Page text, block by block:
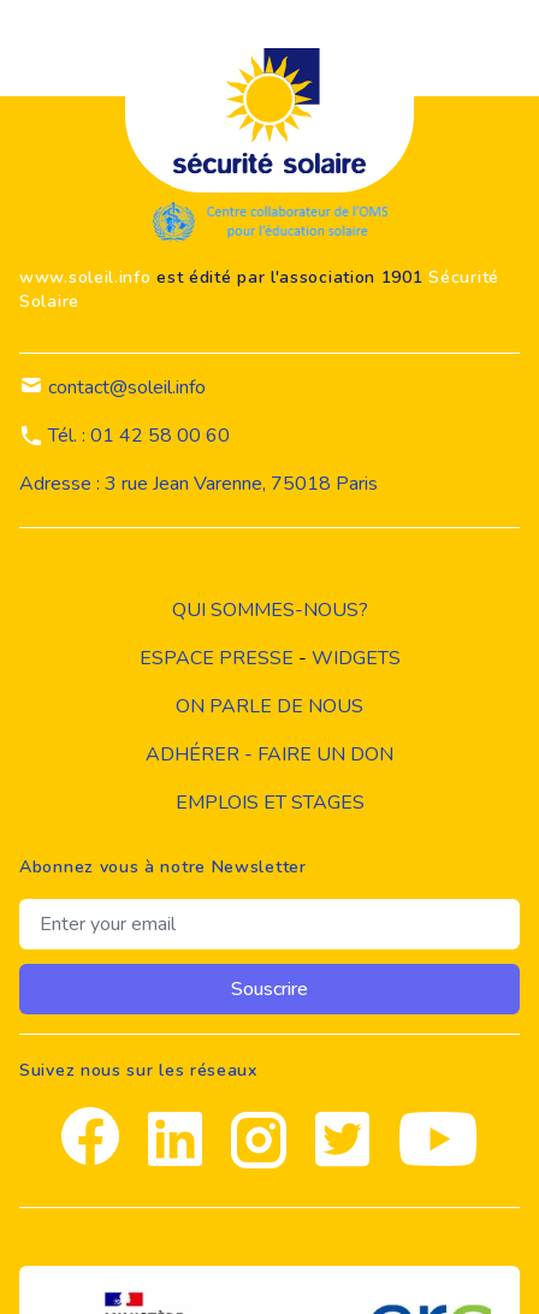
www.soleil.info est édité par l'association 1901Sécurité
Solaire
contact@soleil.info
Tél. : 01 42 58 00 60
Adresse : 3 rue Jean Varenne, 75018 Paris
QUI SOMMES-NOUS?
ESPACE PRESSE - WIDGETS
ON PARLE DE NOUS
ADHÉRER - FAIRE UN DON
EMPLOIS ET STAGES
Abonnez vous à notre Newsletter
Email address
Souscrire
Suivez nous sur les réseaux
Facebook Linkedin Instagram Twitter youtube